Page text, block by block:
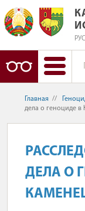
РУС
Главная //
дела о геноциде
ДЕЛА О